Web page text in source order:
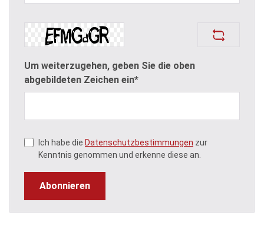
Um weiterzugehen, geben Sie die oben
abgebildeten Zeichen ein*
Ich habe die Datenschutzbestimmungen zur
Kenntnis genommen und erkenne diese an.
Abonnieren